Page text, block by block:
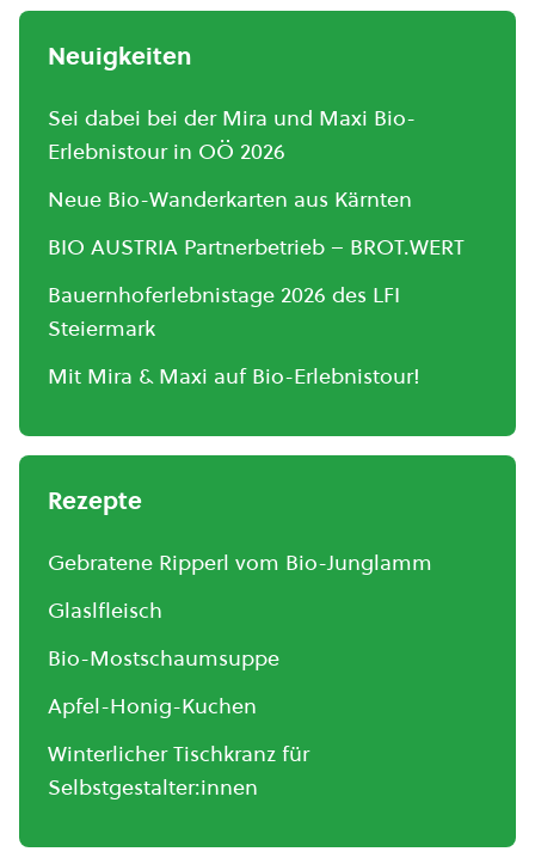
Neuigkeiten
Sei dabei bei der Mira und Maxi Bio-
Erlebnistour in OÖ 2026
Neue Bio-Wanderkarten aus Kärnten
BIO AUSTRIA Partnerbetrieb – BROT.WERT
Bauernhoferlebnistage 2026 des LFI
Steiermark
Mit Mira & Maxi auf Bio-Erlebnistour!
Rezepte
Gebratene Ripperl vom Bio-Junglamm
Glaslfleisch
Bio-Mostschaumsuppe
Apfel-Honig-Kuchen
Winterlicher Tischkranz für
Selbstgestalter:innen